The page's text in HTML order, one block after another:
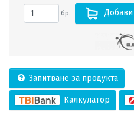
бр. Добави
Запитване за продукта
Калкулатор